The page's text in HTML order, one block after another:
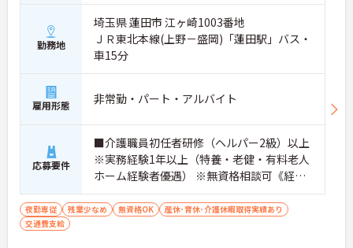
勤務地
埼玉県 蓮田市 江ヶ崎1003番地
ＪＲ東北本線(上野－盛岡)「蓮田駅」バス・
車15分
雇用形態 非常勤・パート・アルバイト
応募要件
■介護職員初任者研修（ヘルパー2級）以上
※実務経験1年以上（特養・老健・有料老人
ホーム経験者優遇） ※無資格相談可《経験
者》
夜勤専従 残業少なめ 無資格OK
産休･育休･介護休暇取得実績あり
交通費支給